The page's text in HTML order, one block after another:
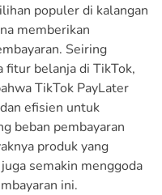
populer di kalangan
memberikan
Seiring
fitur belanja di TikTok,
TikTok PayLater
efisien untuk
beban pembayaran
produk yang
semakin menggoda
ini.